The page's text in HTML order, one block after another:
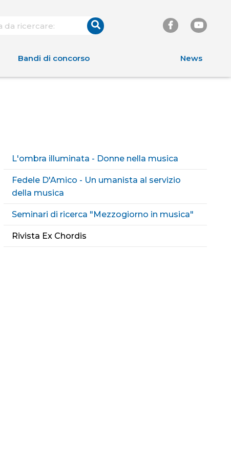
Bandi di concorso News
L'ombra illuminata - Donne nella musica
Fedele D'Amico - Un umanista al servizio
della musica
Seminari di ricerca "Mezzogiorno in musica"
Rivista Ex Chordis